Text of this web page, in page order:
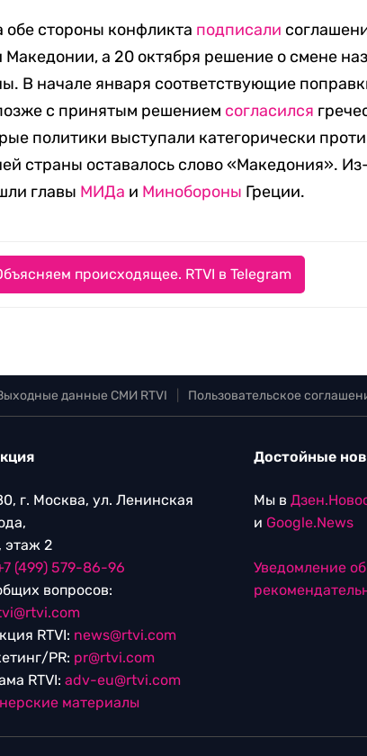
обе стороны конфликта подписали
а 20 октября решение о смене
В начале января соответствующие
с принятым решением согласился
политики выступали категорически
страны оставалось слово «Македония».
главы МИДа и Минобороны Греции.
происходящее. RTVI в Telegram
данные СМИ RTVI Пользовательское
г. Москва, ул. Ленинская
этаж 2
(499) 579-86-96
вопросов:
RTVI: news@rtvi.com
PR: pr@rtvi.com
RTVI: adv-eu@rtvi.com
материалы
Достойные
Мы в
и Google.News
Уведомление